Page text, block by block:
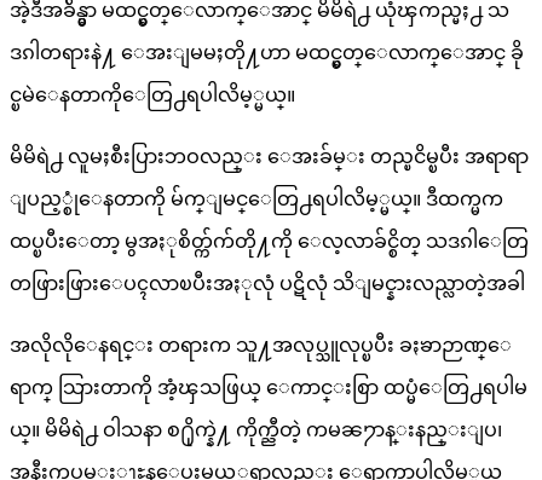
အဲ့ဒီအခ်ိန္မွာ မထင္မွတ္ေလာက္ေအာင္ မိမိရဲ႕ ယုံၾကည္မႈ႕ သ
ဒၵါတရားနဲ႔ ေအးျမမႈတို႔ဟာ မထင္မွတ္ေလာက္ေအာင္ ခို
င္ၿမဲေနတာကိုေတြ႕ရပါလိမ့္မယ္။
မိမိရဲ႕ လူမႈစီးပြားဘဝလည္း ေအးခ်မ္း တည္ၿငိမ္ၿပီး အရာရာ
ျပည့္စုံေနတာကို မ်က္ျမင္ေတြ႕ရပါလိမ့္မယ္။ ဒီထက္မက
ထပ္ၿပီးေတာ့ မွအႏုစိတ္က်က်တို႔ကို ေလ့လာခ်င္စိတ္ သဒၵါေတြ
တဖြားဖြားေပၚလာၿပီးအႏုလုံ ပဋိလုံ သိျမင္နားလည္လာတဲ့အခါ
အလိုလိုေနရင္း တရားက သူ႔အလုပ္သူလုပ္ၿပီး ခႏၶာဉာဏ္ေ
ရာက္ သြားတာကို အံ့ၾသဖြယ္ ေကာင္းစြာ ထပ္မံေတြ႕ရပါမ
ယ္။ မိမိရဲ႕ ဝါသနာ စ႐ိုက္နဲ႔ ကိုက္ညီတဲ့ ကမၼ႒ာန္းနည္းျပ၊
အနီးကပ္လမ္းၫႊန္ေပးမယ့္ဆရာလည္း ေရာက္လာပါလိမ့္မယ္